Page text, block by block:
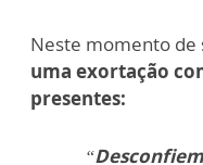
Neste momento de
uma exortação
presentes:
“